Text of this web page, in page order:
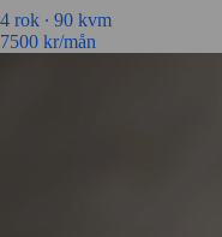
4 rok ∙ 90 kvm
7500 kr/mån